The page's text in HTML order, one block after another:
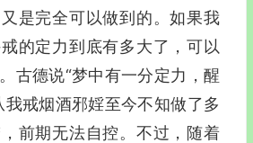
是完全可以做到的。如果我
的定力到底有多大了，可以
古德说“梦中有一分定力，醒
我戒烟酒邪婬至今不知做了多
前期无法自控。不过，随着